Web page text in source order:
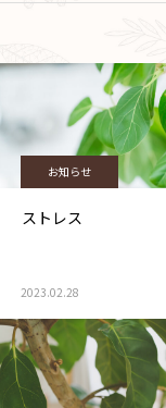
お知らせ
ストレス
2023.02.28